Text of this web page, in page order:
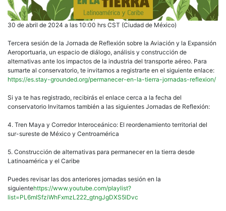
30 de abril de 2024 a las 10:00 hrs CST (Ciudad de México)
Tercera sesión de la Jornada de Reflexión sobre la Aviación y la Expansión
Aeroportuaria, un espacio de diálogo, análisis y construcción de
alternativas ante los impactos de la industria del transporte aéreo. Para
sumarte al conservatorio, te invitamos a registrarte en el siguiente enlace:
https://es.stay-grounded.org/permanecer-en-la-tierra-jornadas-reflexion/
Si ya te has registrado, recibirás el enlace cerca a la fecha del
conservatorio Invitamos también a las siguientes Jornadas de Reflexión:
4. Tren Maya y Corredor Interoceánico: El reordenamiento territorial del
sur-sureste de México y Centroamérica
5. Construcción de alternativas para permanecer en la tierra desde
Latinoamérica y el Caribe
Puedes revisar las dos anteriores jornadas sesión en la
siguientehttps://www.youtube.com/playlist?
list=PL6mISfziWhFxmzL222_gtngJgDXS5lDvc